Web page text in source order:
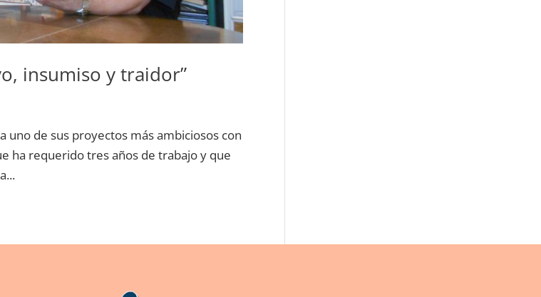
insumiso y traidor”
uno de sus proyectos más ambiciosos con
ha requerido tres años de trabajo y que